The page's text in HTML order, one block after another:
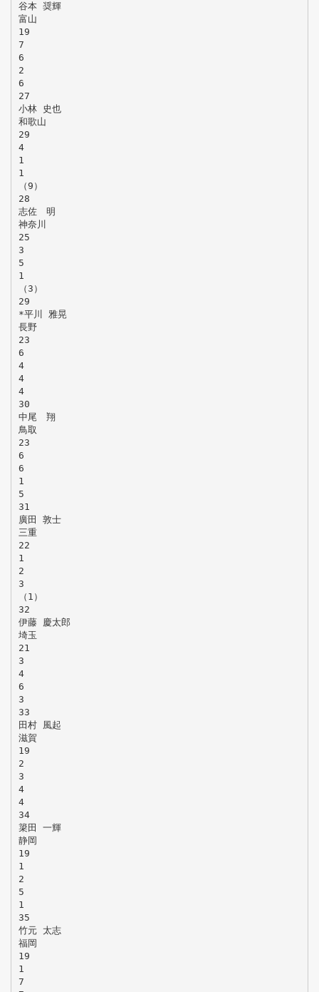
谷本 奨輝
富山
19
7
6
2
6
27
小林 史也
和歌山
29
4
1
1
（9）
28
志佐 明
神奈川
25
3
5
1
（3）
29
*平川 雅晃
長野
23
6
4
4
4
30
中尾 翔
鳥取
23
6
6
1
5
31
廣田 敦士
三重
22
1
2
3
（1）
32
伊藤 慶太郎
埼玉
21
3
4
6
3
33
田村 風起
滋賀
19
2
3
4
4
34
簗田 一輝
静岡
19
1
2
5
1
35
竹元 太志
福岡
19
1
7